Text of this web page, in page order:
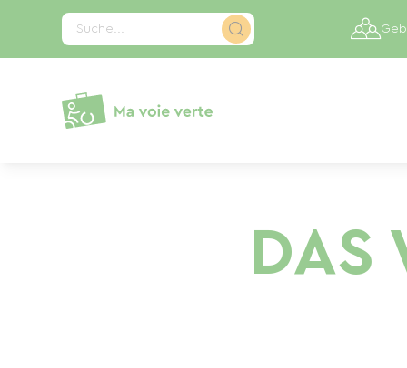
Suche...
DAS
Cookie-Einstellungen